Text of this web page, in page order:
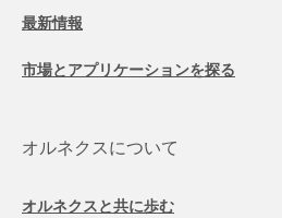
最新情報
市場とアプリケーションを探る
オルネクスについて
オルネクスと共に歩む